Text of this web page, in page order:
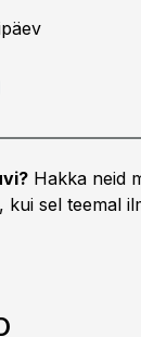
Hakka neid
kui sel teemal